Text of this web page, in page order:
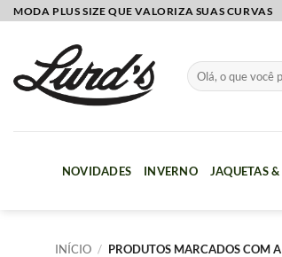
SkipMODA PLUS SIZE QUE VALORIZA SUAS CURVAS
Pesquisar
por:
NOVIDADES INVERNO JAQUETAS
INÍCIO / PRODUTOS MARCADOS COM